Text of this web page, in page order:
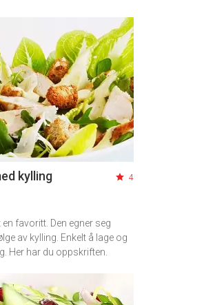
kylling 4
favoritt. Den egner seg
av kylling. Enkelt å lage og
Her har du oppskriften.